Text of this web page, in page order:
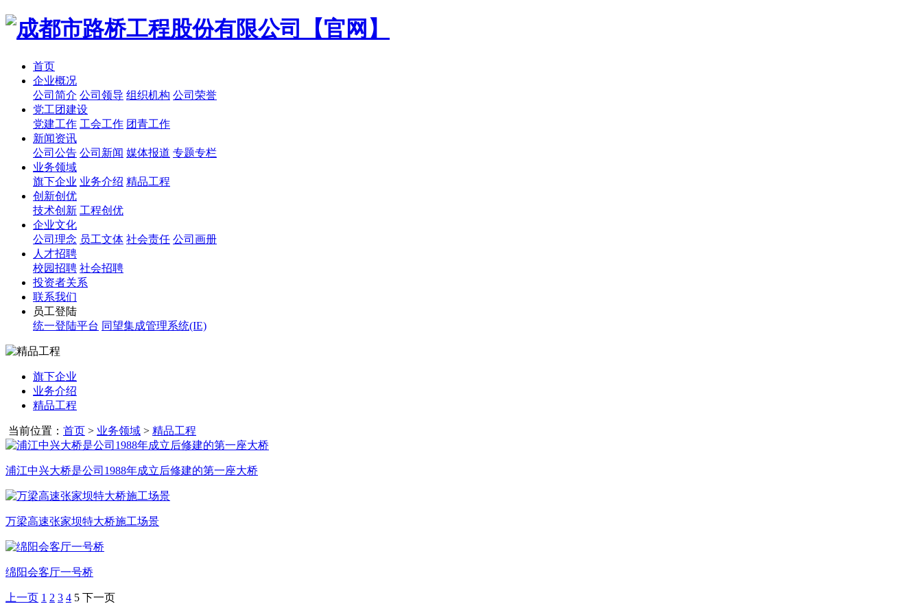
首页
企业概况
公司简介 公司领导 组织机构 公司荣誉
党工团建设
党建工作 工会工作 团青工作
新闻资讯
公司公告 公司新闻 媒体报道 专题专栏
业务领域
旗下企业 业务介绍 精品工程
创新创优
技术创新 工程创优
企业文化
公司理念 员工文体 社会责任 公司画册
人才招聘
校园招聘 社会招聘
投资者关系
联系我们
员工登陆
统一登陆平台 同望集成管理系统(IE)
旗下企业
业务介绍
精品工程
当前位置： 首页 > 业务领域 > 精品工程
浦江中兴大桥是公司1988年成立后修建的第一座大桥
万梁高速张家坝特大桥施工场景
绵阳会客厅一号桥
上一页 1 2 3 4 5 下一页